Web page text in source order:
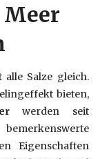
Meer
Salze gleich.
bieten,
werden seit
Eigenschaften